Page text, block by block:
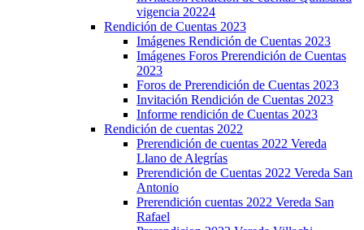
vigencia 20224
Rendición de Cuentas 2023
Imágenes Rendición de Cuentas 2023
Imágenes Foros Prerendición de Cuentas
2023
Foros de Prerendición de Cuentas 2023
Invitación Rendición de Cuentas 2023
Informe rendición de Cuentas 2023
Rendición de cuentas 2022
Prerendición de cuentas 2022 Vereda
Llano de Alegrías
Prerendición de Cuentas 2022 Vereda San
Antonio
Prerendición cuentas 2022 Vereda San
Rafael